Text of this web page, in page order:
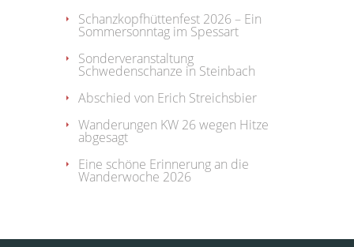
Schanzkopfhüttenfest 2026 – Ein
Sommersonntag im Spessart
Sonderveranstaltung
Schwedenschanze in Steinbach
Abschied von Erich Streichsbier
Wanderungen KW 26 wegen Hitze
abgesagt
Eine schöne Erinnerung an die
Wanderwoche 2026